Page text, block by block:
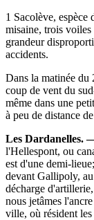
1 Sacolève, espèce
misaine, trois
grandeur
accidents.
Dans la matinée
coup de vent du
même dans une
à peu de distance
Les Dardanelles.
l'Hellespont, ou
est d'une demi-
devant Gallipoly,
décharge
nous jetâmes
ville, où résident les